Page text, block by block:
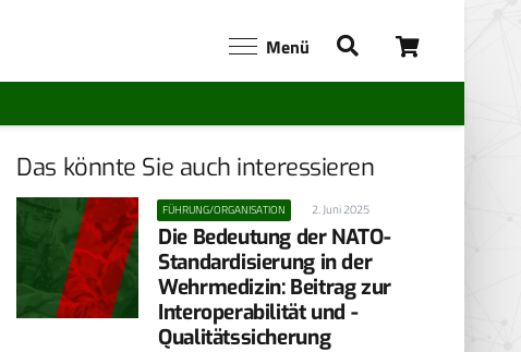
Menü
Das könnte Sie auch interessieren
FÜHRUNG/ORGANISATION 2. Juni 2025
Die Bedeutung der NATO-
Standardisierung in der
Wehrmedizin: Beitrag zur
Interoperabilität und ­
Qualitätssicherung